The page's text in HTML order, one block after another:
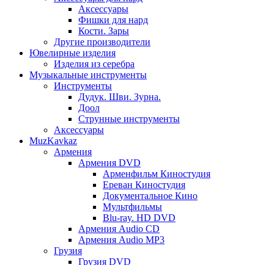
Аксессуары
Фишки для нард
Кости. Зары
Другие производители
Ювелирные изделия
Изделия из серебра
Музыкальные инструменты
Инструменты
Дудук. Шви. Зурна.
Доол
Струнные инструменты
Аксессуары
MuzKavkaz
Армения
Армения DVD
Арменфильм Киностудия
Ереван Киностудия
Документальное Кино
Мультфильмы
Blu-ray. HD DVD
Армения Audio CD
Армения Audio MP3
Грузия
Грузия DVD